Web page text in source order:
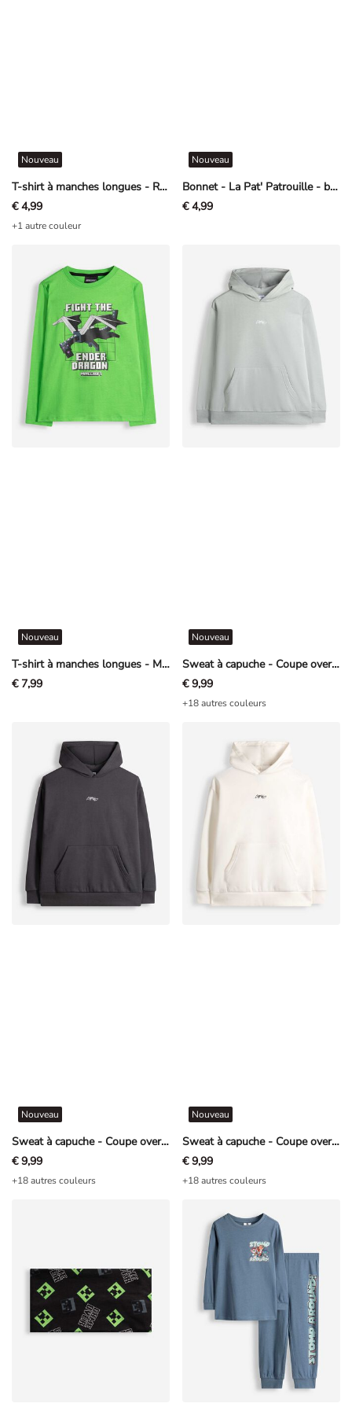
T-shirt à manches longues - Rayures - Bleu
Nouveau
€ 4,99
+1 autre couleur
Bonnet - La Pat' Patrouille - beige
Nouveau
€ 4,99
T-shirt à manches longues - Minecraft - Vert
Nouveau
€ 7,99
Sweat à capuche - Coupe oversize - vert clair
Nouveau
€ 9,99
+18 autres couleurs
Sweat à capuche - Coupe oversize - gris foncé
Nouveau
€ 9,99
+18 autres couleurs
Sweat à capuche - Coupe oversize - Blanc cassé
Nouveau
€ 9,99
+18 autres couleurs